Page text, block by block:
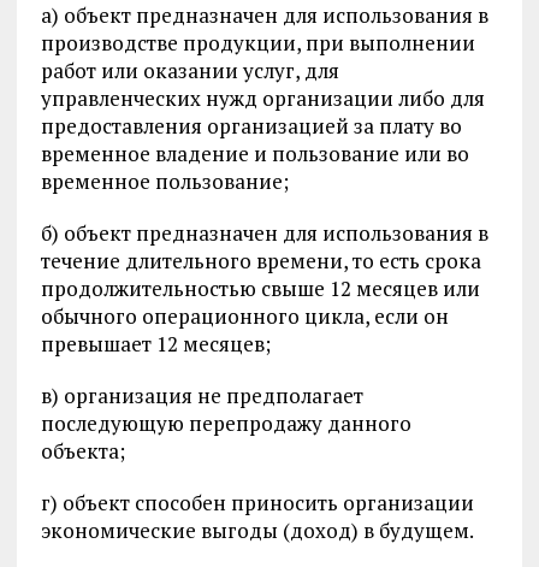
а) объект предназначен для использования в
производстве продукции, при выполнении
работ или оказании услуг, для
управленческих нужд организации либо для
предоставления организацией за плату во
временное владение и пользование или во
временное пользование;
б) объект предназначен для использования в
течение длительного времени, то есть срока
продолжительностью свыше 12 месяцев или
обычного операционного цикла, если он
превышает 12 месяцев;
в) организация не предполагает
последующую перепродажу данного
объекта;
г) объект способен приносить организации
экономические выгоды (доход) в будущем.